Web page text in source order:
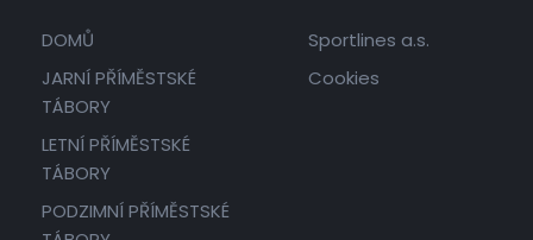
DOMŮ
JARNÍ PŘÍMĚSTSKÉ
TÁBORY
LETNÍ PŘÍMĚSTSKÉ
TÁBORY
PODZIMNÍ PŘÍMĚSTSKÉ
Sportlines a.s.
Cookies